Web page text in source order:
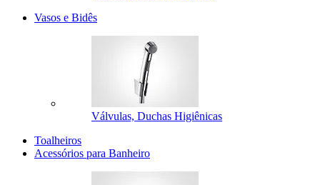
Vasos e Bidês
Válvulas, Duchas Higiênicas
Toalheiros
Acessórios para Banheiro